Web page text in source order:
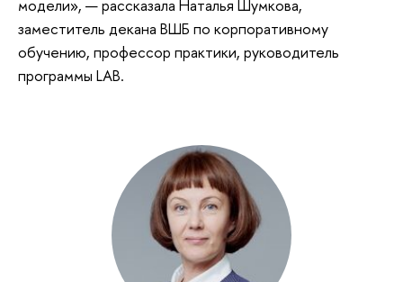
модели», — рассказала Наталья Шумкова,
заместитель декана ВШБ по корпоративному
обучению, профессор практики, руководитель
программы LAB.